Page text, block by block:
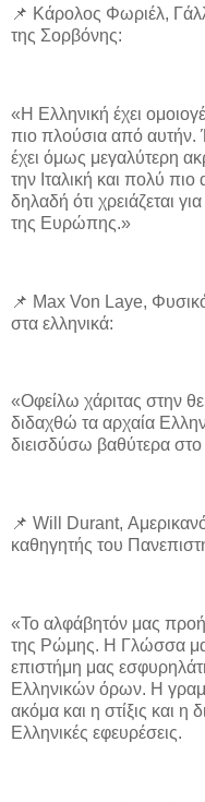
📌 Κάρολος Φωριέλ,
της Σορβόνης:
«Η Ελληνική έχει
πιο πλούσια από αυτήν.
έχει όμως μεγαλύτερη
την Ιταλική και πολύ
δηλαδή ότι χρειάζεται
της Ευρώπης.»
📌 Max Von Laye,
στα ελληνικά:
«Οφείλω χάριτας στην
διδαχθώ τα αρχαία
διεισδύσω βαθύτερα
📌 Will Durant,
καθηγητής του
«Το αλφάβητόν μας
της Ρώμης. Η Γλώσσα
επιστήμη μας
Ελληνικών όρων. Η
ακόμα και η στίξις και η
Ελληνικές εφευρέσεις.